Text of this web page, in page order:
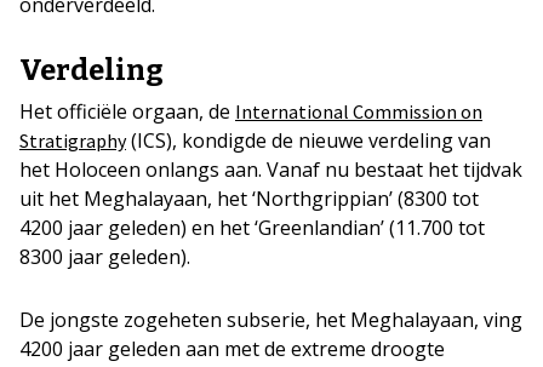
Verdeling
Het officiële orgaan, de International Commission on
Stratigraphy(ICS), kondigde de nieuwe verdeling van
het Holoceen onlangs aan. Vanaf nu bestaat het tijdvak
uit het Meghalayaan, het ‘Northgrippian’ (8300 tot
4200 jaar geleden) en het ‘Greenlandian’ (11.700 tot
8300 jaar geleden).
De jongste zogeheten subserie, het Meghalayaan, ving
4200 jaar geleden aan met de extreme droogte